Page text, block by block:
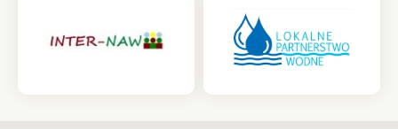
(otwiera
w
(otwiera
się
w